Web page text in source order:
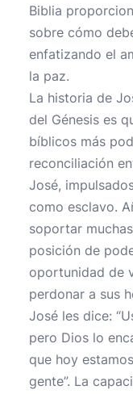
Biblia
sobre cómo
enfatizando el
la paz.
La historia de
del Génesis es
bíblicos más
reconciliación
José,
como esclavo.
soportar
posición de
oportunidad de
perdonar a sus
José les dice:
pero Dios lo
que hoy
gente”. La